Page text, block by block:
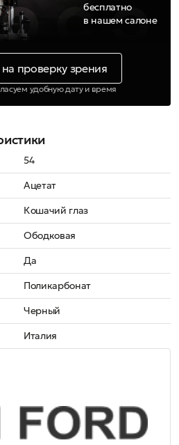
бесплатно
в нашем салоне
проверку зрения
удобную дату и время
54
Ацетат
Кошачий глаз
Ободковая
Да
Поликарбонат
Черный
Италия